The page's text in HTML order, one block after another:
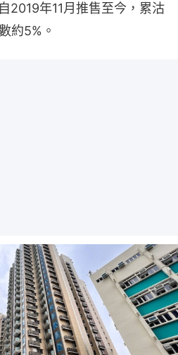
2019年11月推售至今，累沽
約5%。